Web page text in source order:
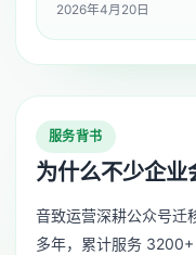
2026年4月20日
服务背书
为什么不少企
音致运营深耕公众号迁
多年，累计服务